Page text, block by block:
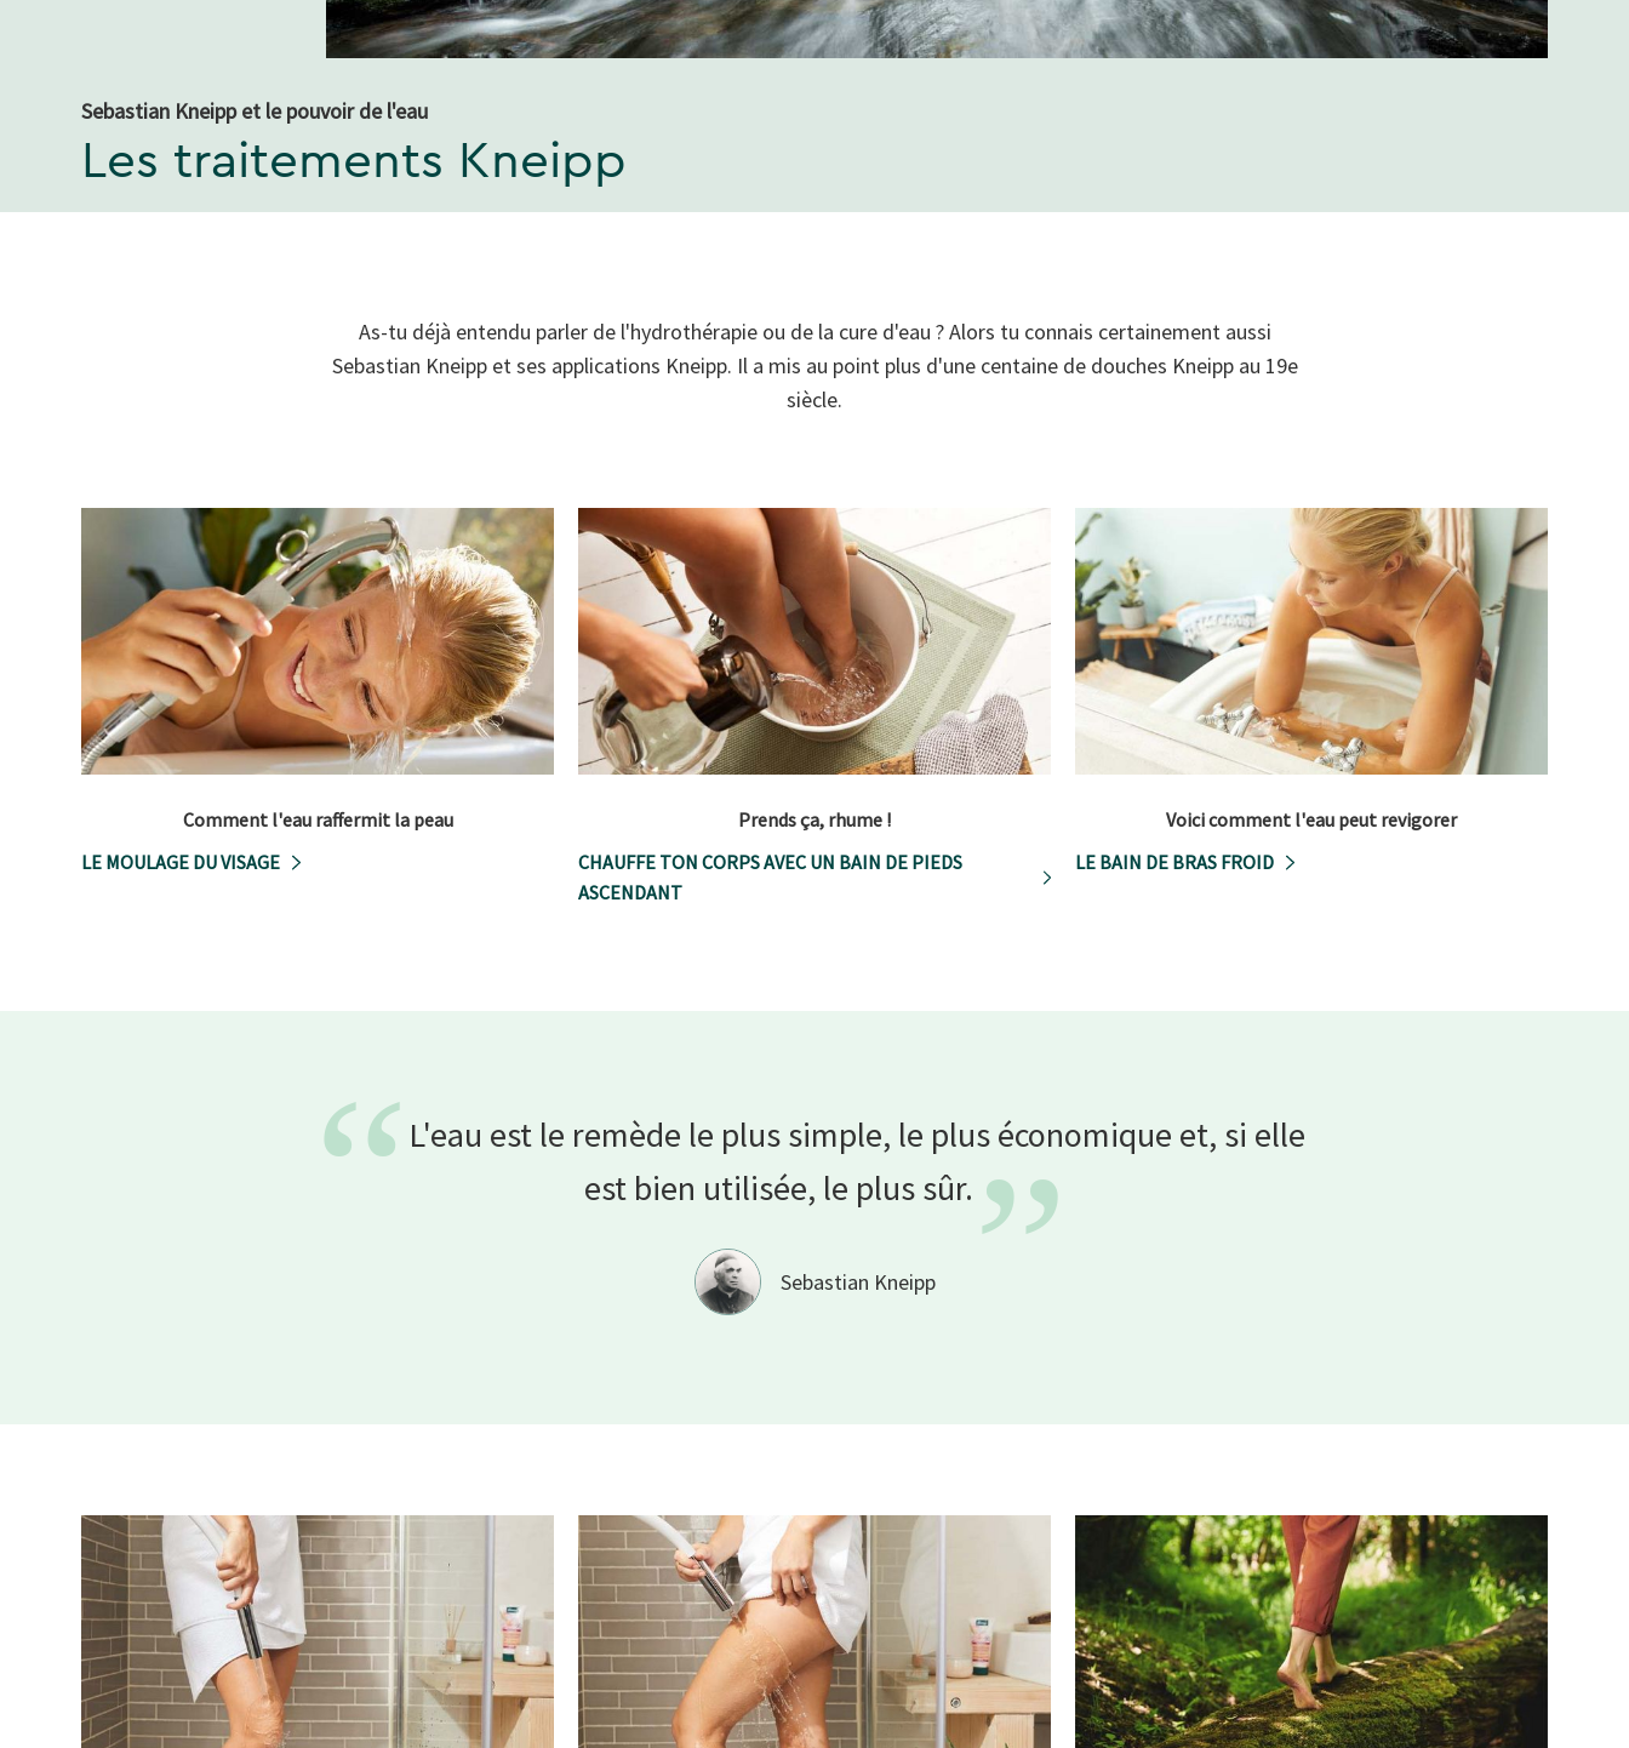
Sebastian Kneipp et le pouvoir de l'eau
Les traitements Kneipp
As-tu déjà entendu parler de l'hydrothérapie ou de la cure d'eau ? Alors tu connais certainement aussi
Sebastian Kneipp et ses applications Kneipp. Il a mis au point plus d'une centaine de douches Kneipp au 19e
siècle.
Comment l'eau raffermit la peau
LE MOULAGE DU VISAGE
Prends ça, rhume !
CHAUFFE TON CORPS AVEC UN BAIN DE PIEDS
ASCENDANT
Voici comment l'eau peut revigorer
LE BAIN DE BRAS FROID
“ L'eau est le remède le plus simple, le plus économique et, si elle
est bien utilisée, le plussûr. ”
Sebastian Kneipp